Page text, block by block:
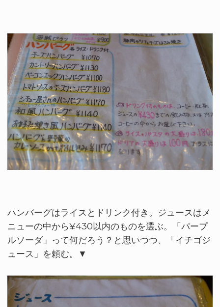
ハンバーグはライスとドリンク付き。ジュースはメ
ニューの中から¥430以内のものを選ぶ。「パープ
ルソーダ」って何だろう？と思いつつ、「イチゴジ
ュース」を頼む。▼